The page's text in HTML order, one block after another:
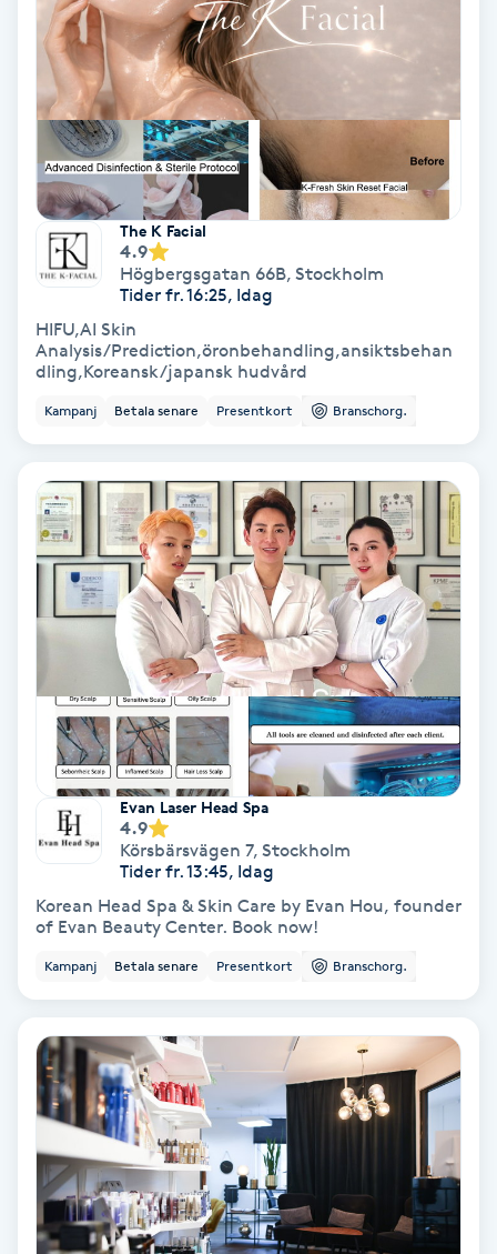
Färgning
Föning
Gel naglar
Gelenaglar
Gellack med förstärkning
Gravidyoga
Gruppträning
Gua Sha-massage
Hatha Yoga
Headspa
Healing
Hot Stone Massage
Hudföryngring
The K Facial
4.9
Högbergsgatan 66B, Stockholm
Tider fr. 16:25, Idag
HIFU,AI Skin
Analysis/Prediction,öronbehandling,ansiktsbehan
dling,Koreansk/japansk hudvård
Kampanj Betala senare Presentkort Branschorg.
Evan Laser Head Spa
4.9
Körsbärsvägen 7, Stockholm
Tider fr. 13:45, Idag
Korean Head Spa & Skin Care by Evan Hou, founder
of Evan Beauty Center. Book now!
Kampanj Betala senare Presentkort Branschorg.